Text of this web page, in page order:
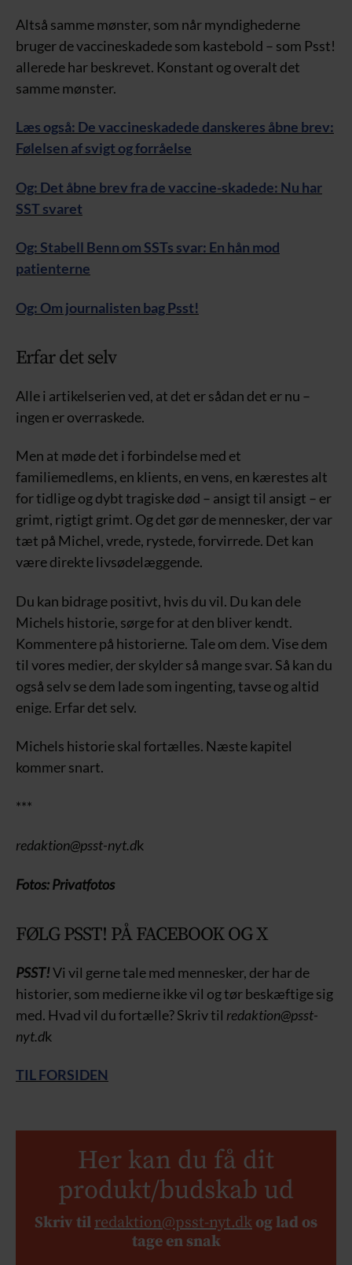
Altså samme mønster, som når myndighederne
bruger de vaccineskadede som kastebold – som Psst!
allerede har beskrevet. Konstant og overalt det
samme mønster.
Læs også: De vaccineskadede danskeres åbne brev:
Følelsen af svigt og forråelse
Og: Det åbne brev fra de vaccine-skadede: Nu har
SST svaret
Og: Stabell Benn om SSTs svar: En hån mod
patienterne
Og: Om journalisten bag Psst!
Erfar det selv
Alle i artikelserien ved, at det er sådan det er nu –
ingen er overraskede.
Men at møde det i forbindelse med et
familiemedlems, en klients, en vens, en kærestes alt
for tidlige og dybt tragiske død – ansigt til ansigt – er
grimt, rigtigt grimt. Og det gør de mennesker, der var
tæt på Michel, vrede, rystede, forvirrede. Det kan
være direkte livsødelæggende.
Du kan bidrage positivt, hvis du vil. Du kan dele
Michels historie, sørge for at den bliver kendt.
Kommentere på historierne. Tale om dem. Vise dem
til vores medier, der skylder så mange svar. Så kan du
også selv se dem lade som ingenting, tavse og altid
enige. Erfar det selv.
Michels historie skal fortælles. Næste kapitel
kommer snart.
***
redaktion@psst-nyt.dk
Fotos: Privatfotos
FØLG PSST! PÅ FACEBOOK OG X
PSST!Vi vil gerne tale med mennesker, der har de
historier, som medierne ikke vil og tør beskæftige sig
med. Hvad vil du fortælle? Skriv til redaktion@psst-
nyt.dk
TIL FORSIDEN
Her kan du få dit
produkt/budskab ud
Skriv tilredaktion@psst-nyt.dk og lad os
tage en snak